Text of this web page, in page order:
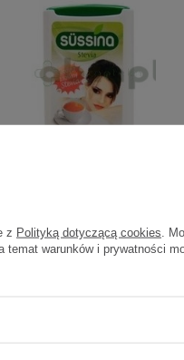
18,20 zł
0,09 zł / szt.
z Polityką dotyczącą cookies .
warunków i prywatności